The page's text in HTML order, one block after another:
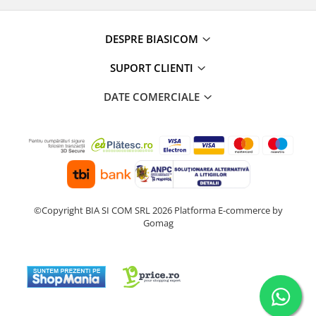
Aparate de spumat lapte
Preparare paine
Masini de facut paine
Prajitoare de paine
Storcatoare
DESPRE BIASICOM
SUPORT CLIENTI
DATE COMERCIALE
©Copyright BIA SI COM SRL 2026 Platforma E-commerce by
Gomag